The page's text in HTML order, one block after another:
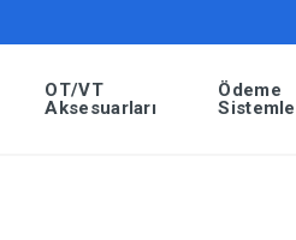
OT/VT
Aksesuarları
Ödeme